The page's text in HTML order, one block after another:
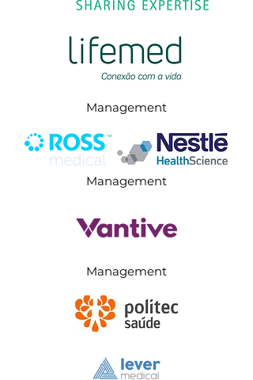
Management
Management
Management